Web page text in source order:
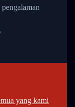
yang kami